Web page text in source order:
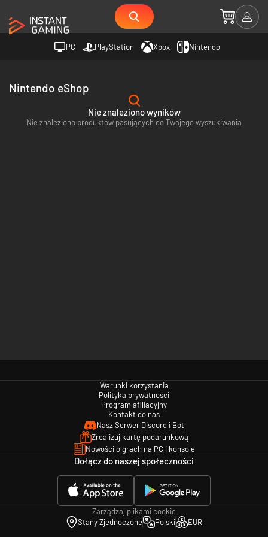
PC PlayStation Xbox Nintendo
Nintendo eShop
Nie znaleziono wyników
Nie znaleziono produktów pasujących do Twojego wyszukiwania
Warunki korzystania
Polityka prywatności
Program afiliacyjny
Kontakt do nas
Nasz Serwer Discord i Bot
Zrealizuj kartę podarunkową
Nowości o grach na PC i konsole
Dołącz do naszej społeczności
Zarządzaj plikami cookie
Stany Zjednoczone
Polski EUR